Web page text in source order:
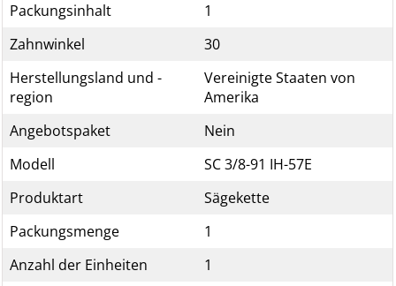
Packungsinhalt
1
Zahnwinkel
30
Herstellungsland und -
region
Vereinigte Staaten von
Amerika
Angebotspaket
Nein
Modell
SC 3/8-91 IH-57E
Produktart
Sägekette
Packungsmenge
1
Anzahl der Einheiten
1